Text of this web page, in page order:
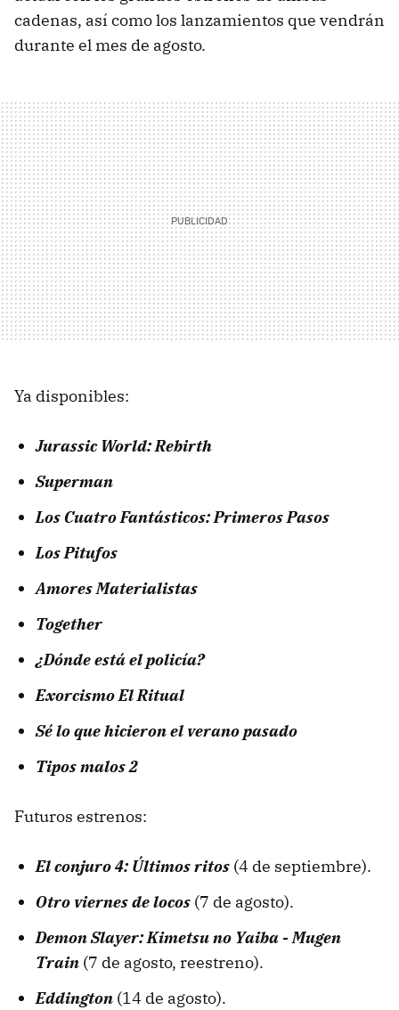
cadenas, así como los lanzamientos que vendrán
durante el mes de agosto.
Ya disponibles:
Jurassic World: Rebirth
Superman
Los Cuatro Fantásticos: Primeros Pasos
Los Pitufos
Amores Materialistas
Together
¿Dónde está el policía?
Exorcismo El Ritual
Sé lo que hicieron el verano pasado
Tipos malos 2
Futuros estrenos:
El conjuro 4: Últimos ritos (4 de septiembre).
Otro viernes de locos (7 de agosto).
Demon Slayer: Kimetsu no Yaiba - Mugen
Train (7 de agosto, reestreno).
Eddington (14 de agosto).